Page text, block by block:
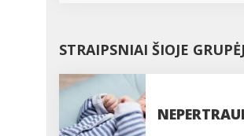
STRAIPSNIAI ŠIOJE